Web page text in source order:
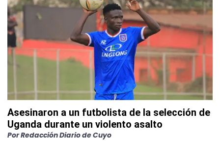
Asesinaron a un futbolista de la selección de
Uganda durante un violento asalto
PorRedacción Diario de Cuyo